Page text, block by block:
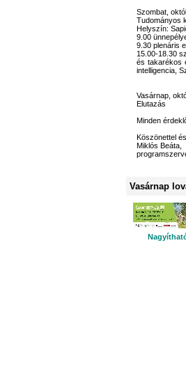
Szombat,
Tudományos
Helyszín:
9.00
9.30 plenáris
15.00-18.30
és takarékos
intelligencia,
Vasárnap,
Elutazás
Minden
Köszönettel
Miklós Beáta,
Vasárnap